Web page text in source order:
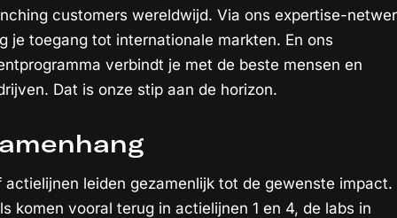
customers wereldwijd. Via ons expertise-
je toegang tot internationale markten. En ons
verbindt je met de beste mensen en
Dat is onze stip aan de horizon.
actielijnen leiden gezamenlijk tot de gewenste impact.
komen vooral terug in actielijnen 1 en 4, de labs in